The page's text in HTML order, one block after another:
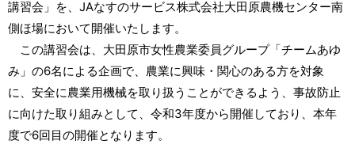
講習会」を、JAなすのサービス株式会社大田原農機センター南
側ほ場において開催いたします。
この講習会は、大田原市女性農業委員グループ「チームあゆ
み」の6名による企画で、農業に興味・関心のある方を対象
に、安全に農業用機械を取り扱うことができるよう、事故防止
に向けた取り組みとして、令和3年度から開催しており、本年
度で6回目の開催となります。